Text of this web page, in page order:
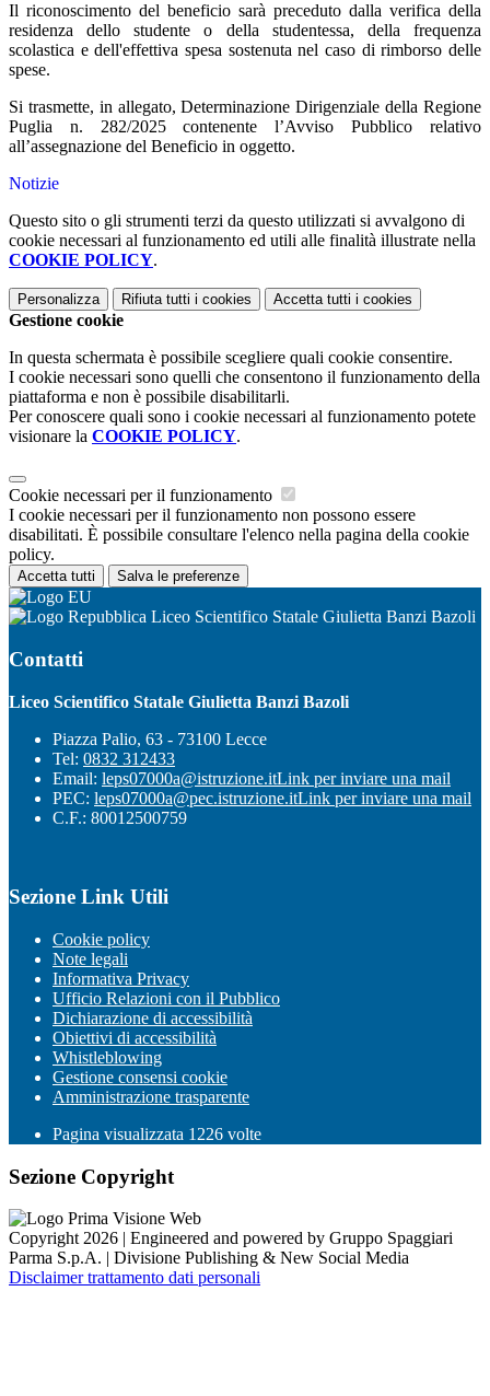
Il riconoscimento del beneficio sarà preceduto dalla verifica della
residenza dello studente o della studentessa, della frequenza
scolastica e dell'effettiva spesa sostenuta nel caso di rimborso delle
spese.
Si trasmette, in allegato, Determinazione Dirigenziale della Regione
Puglia n. 282/2025 contenente l’Avviso Pubblico relativo
all’assegnazione del Beneficio in oggetto.
Notizie
Questo sito o gli strumenti terzi da questo utilizzati si avvalgono di
cookie necessari al funzionamento ed utili alle finalità illustrate nella
COOKIE POLICY.
Personalizza Rifiuta tutti i cookies Accetta tutti i cookies
Gestione cookie
In questa schermata è possibile scegliere quali cookie consentire.
I cookie necessari sono quelli che consentono il funzionamento della
piattaforma e non è possibile disabilitarli.
Per conoscere quali sono i cookie necessari al funzionamento potete
visionare la COOKIE POLICY.
Cookie necessari per il funzionamento
I cookie necessari per il funzionamento non possono essere
disabilitati. È possibile consultare l'elenco nella pagina della cookie
policy.
Accetta tutti Salva le preferenze
Liceo Scientifico Statale Giulietta Banzi Bazoli
Contatti
Liceo Scientifico Statale Giulietta Banzi Bazoli
Piazza Palio, 63 - 73100 Lecce
Tel: 0832 312433
Email: leps07000a@istruzione.itLink per inviare una mail
PEC: leps07000a@pec.istruzione.itLink per inviare una mail
C.F.: 80012500759
Sezione Link Utili
Cookie policy
Note legali
Informativa Privacy
Ufficio Relazioni con il Pubblico
Dichiarazione di accessibilità
Obiettivi di accessibilità
Whistleblowing
Gestione consensi cookie
Amministrazione trasparente
Pagina visualizzata 1226 volte
Sezione Copyright
Copyright 2026 | Engineered and powered by Gruppo Spaggiari
Parma S.p.A. | Divisione Publishing & New Social Media
Disclaimer trattamento dati personali